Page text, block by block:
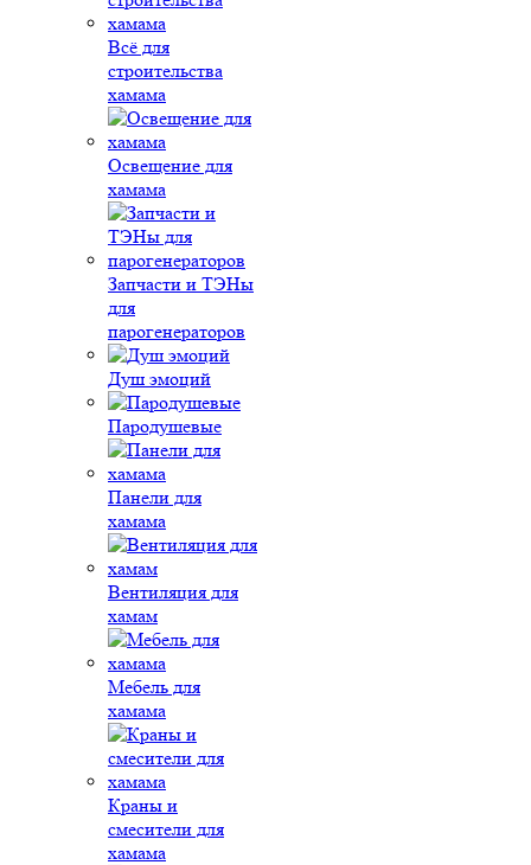
Всё для
строительства
хамама
Освещение для
хамама
Запчасти и ТЭНы
для
парогенераторов
Душ эмоций
Пародушевые
Панели для
хамама
Вентиляция для
хамам
Мебель для
хамама
Краны и
смесители для
хамама